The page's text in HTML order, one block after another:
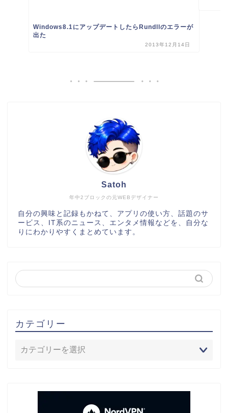
Windows8.1にアップデートしたらRundllのエラーが
出た
2013年12月14日
年中2ブロックの元WEBデザイナー
Satoh
自分の興味と記録もかねて、アプリの使い方、話題のサ
ービス、IT系のニュース、エンタメ情報などを、自分な
りにわかりやすくまとめています。
カテゴリー